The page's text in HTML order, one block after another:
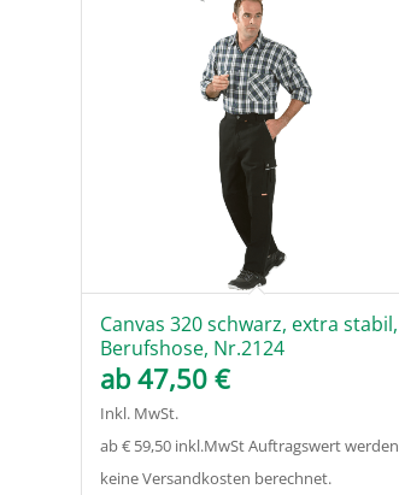
Canvas 320 schwarz, extra stabil,
Berufshose, Nr.2124
ab47,50 €
Inkl. MwSt.
ab € 59,50 inkl.MwSt Auftragswert werden
keine Versandkosten berechnet.